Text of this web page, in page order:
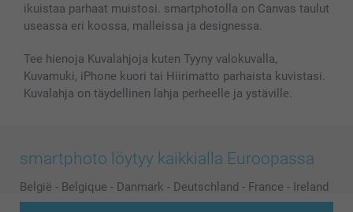
Lahjakortti
Kaikki kuvatuotteet
ikuistaa parhaat muistosi. smartphotolla on Canvas taulut
useassa eri koossa, malleissa ja designessa.
Tee hienoja Kuvalahjoja kuten Tyyny valokuvalla,
Kuvamuki, iPhone kuori tai Hiirimatto parhaista kuvistasi.
Kuvalahja on täydellinen lahja perheelle ja ystäville.
smartphoto löytyy kaikkialla Euroopassa
België - Belgique - Danmark - Deutschland - France - Ireland